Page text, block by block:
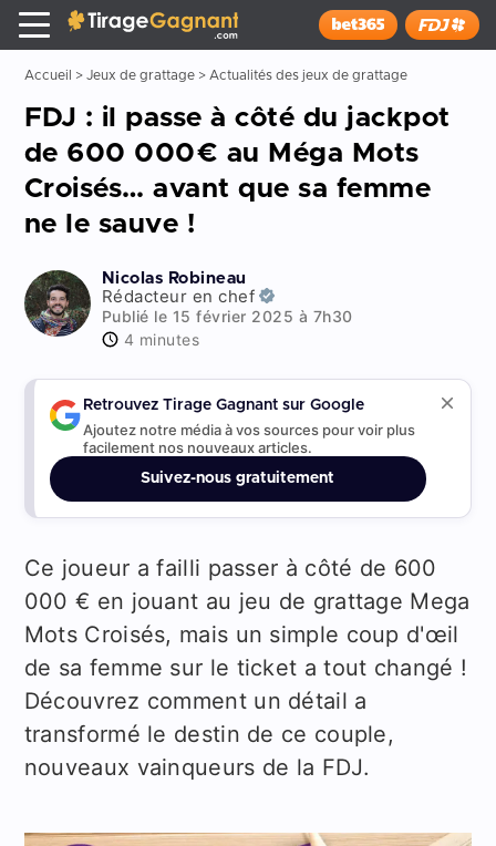
x
Tirage Gagnant
Installer
Accueil > Jeux de grattage> Actualités des jeux de grattage
FDJ : il passe à côté du jackpot
de 600 000€ au Méga Mots
Croisés… avant que sa femme
ne le sauve !
Nicolas Robineau
Rédacteur en chef
Publié le 15 février 2025 à 7h30
4 minutes
Retrouvez Tirage Gagnant sur Google
Ajoutez notre média à vos sources pour voir plus
facilement nos nouveaux articles.
Suivez-nous gratuitement
Ce joueur a failli passer à côté de 600
000 € en jouant au jeu de grattage Mega
Mots Croisés, mais un simple coup d'œil
de sa femme sur le ticket a tout changé !
Découvrez comment un détail a
transformé le destin de ce couple,
nouveaux vainqueurs de la FDJ.